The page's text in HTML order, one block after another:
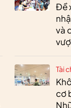
Đề
và
Tài
cơ